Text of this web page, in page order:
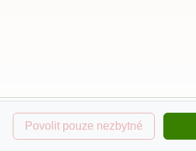
Povolit pouze nezbytné